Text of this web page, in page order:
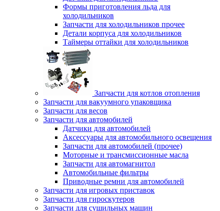
Формы приготовления льда для
холодильников
Запчасти для холодильников прочее
Детали корпуса для холодильников
Таймеры оттайки для холодильников
Запчасти для котлов отопления
Запчасти для вакуумного упаковщика
Запчасти для весов
Запчасти для автомобилей
Датчики для автомобилей
Аксессуары для автомобильного освещения
Запчасти для автомобилей (прочее)
Моторные и трансмиссионные масла
Запчасти для автомагнитол
Автомобильные фильтры
Приводные ремни для автомобилей
Запчасти для игровых приставок
Запчасти для гироскутеров
Запчасти для сушильных машин